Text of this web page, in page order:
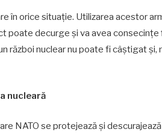
în orice situație. Utilizarea acestor
poate decurge și va avea
război nuclear nu poate fi câștigat și,
nucleară
NATO se protejează și